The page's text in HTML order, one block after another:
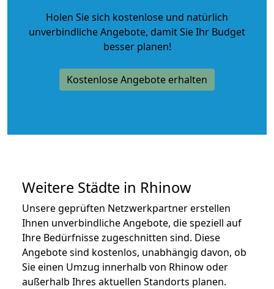
Holen Sie sich kostenlose und natürlich
unverbindliche Angebote, damit Sie Ihr Budget
besser planen!
Kostenlose Angebote erhalten
Weitere Städte in Rhinow
Unsere geprüften Netzwerkpartner erstellen
Ihnen unverbindliche Angebote, die speziell auf
Ihre Bedürfnisse zugeschnitten sind. Diese
Angebote sind kostenlos, unabhängig davon, ob
Sie einen Umzug innerhalb von Rhinow oder
außerhalb Ihres aktuellen Standorts planen.